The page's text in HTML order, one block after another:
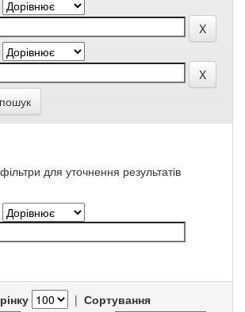
для уточнення результатів
| Сортування